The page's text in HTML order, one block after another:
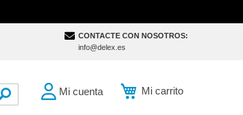
CONTACTE CON NOSOTROS:
info@delex.es
Mi carrito
Mi cuenta